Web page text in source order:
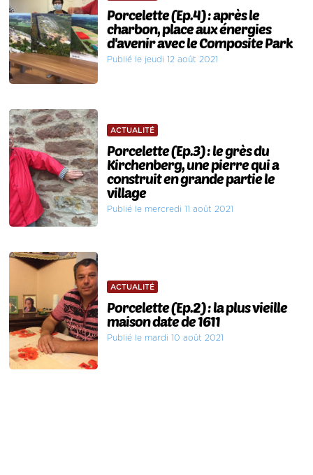
Porcelette (Ep.4) : après le
charbon, place aux énergies
d'avenir avec le Composite Park
Publié le jeudi 12 août 2021
ACTUALITÉ
Porcelette (Ep.3) : le grès du
Kirchenberg, une pierre qui a
construit en grande partie le
village
Publié le mercredi 11 août 2021
ACTUALITÉ
Porcelette (Ep.2) : la plus vieille
maison date de 1611
Publié le mardi 10 août 2021